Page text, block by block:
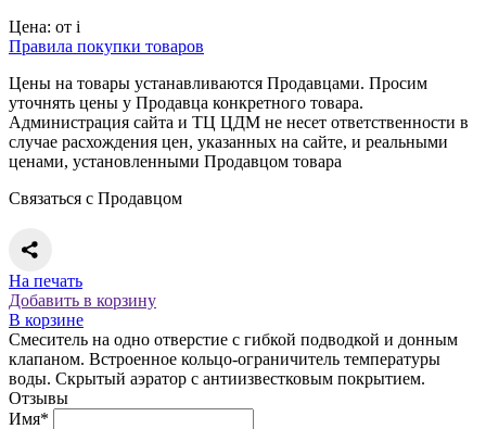
Цена: от i
Правила покупки товаров
Цены на товары устанавливаются Продавцами. Просим
уточнять цены у Продавца конкретного товара.
Администрация сайта и ТЦ ЦДМ не несет ответственности в
случае расхождения цен, указанных на сайте, и реальными
ценами, установленными Продавцом товара
Связаться с Продавцом
На печать
Добавить в корзину
В корзине
Смеситель на одно отверстие с гибкой подводкой и донным
клапаном. Встроенное кольцо-ограничитель температуры
воды. Скрытый аэратор с антиизвестковым покрытием.
Отзывы
Имя*